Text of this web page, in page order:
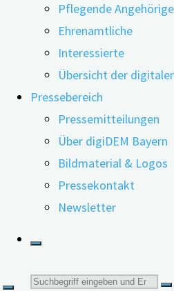
Pflegende Angehörige
Ehrenamtliche
Interessierte
Übersicht der
Pressebereich
Pressemitteilungen
Über digiDEM Bayern
Bildmaterial & Logos
Pressekontakt
Newsletter
Suche
Einschränkungen und
Angehörige, ehrenamtlich
Interessierte. Die Broschüre
und kann auch als PDF-
werden.
Guter Rat ist meist teuer, wenn
nicht mehr weiß, welcher Tag
kann der
nahestehenden Personen von